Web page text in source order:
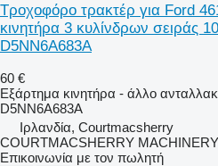
Τροχοφόρο τρακτέρ για Ford
κινητήρα 3 κυλίνδρων σειράς
D5NN6A683A
60 €
Εξάρτημα κινητήρα - άλλο
D5NN6A683A
Ιρλανδία, Courtmacsherry
COURTMACSHERRY
Επικοινωνία με τον πωλητή